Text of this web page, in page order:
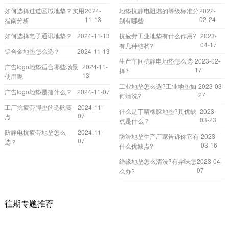
如何选择过道区域地垫？实用
指南分析
2024-
11-13
如何选择电子通讯地垫？
2024-11-13
铝合金地垫怎么选？
2024-11-13
广告logo地垫适合哪些场景
使用呢
2024-11-
13
广告logo地垫是指什么？
2024-11-07
工厂抗疲劳脚垫的选购要
点
2024-11-
07
防静电抗疲劳地垫怎么
选？
2024-11-
07
地垫抗静电阻燃的等级标准分
别有哪些
2022-
02-24
抗疲劳工业地垫有什么作用?
有几种结构?
2023-
04-17
生产车间抗静电地垫怎么选
择?
2023-02-
17
工业地垫怎么选?工业地垫如
何清洗?
2023-03-
27
什么是丁晴橡胶地垫?其优缺
点是什么？
2023-
03-23
防滑地垫生产厂家告诉你它有
什么优缺点?
2023-
03-16
绝缘地垫怎么清洗?有异味怎
么办?
2023-04-
07
往期专题推荐